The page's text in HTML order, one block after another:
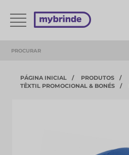
PÁGINA INICIAL
PRODUTOS
TÊXTIL PROMOCIONAL & BONÉS